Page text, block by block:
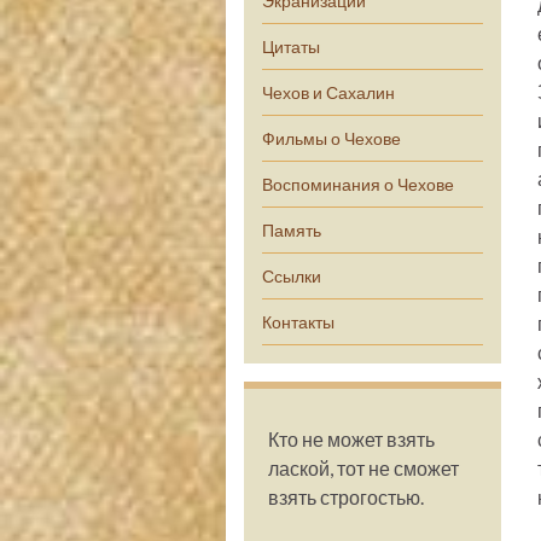
Цитаты
Чехов и Сахалин
Фильмы о Чехове
Воспоминания о Чехове
Память
Ссылки
Контакты
Кто не может взять
лаской, тот не сможет
взять строгостью.